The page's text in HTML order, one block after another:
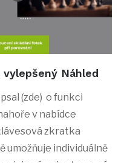
Náhled
(zde) o funkci
v nabídce
zkratka
umožňuje individuálně